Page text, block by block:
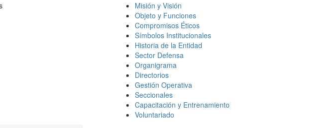
Misión y Visión
Objeto y Funciones
Compromisos Éticos
Símbolos Institucionales
Historia de la Entidad
Sector Defensa
Organigrama
Directorios
Gestión Operativa
Seccionales
Capacitación y Entrenamiento
Voluntariado